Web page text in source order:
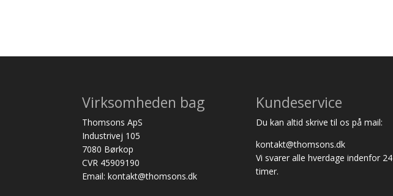
Virksomheden bag
Thomsons ApS
Industrivej 105
7080 Børkop
CVR 45909190
Email: kontakt@thomsons.dk
Kundeservice
Du kan altid skrive til os på mail:
kontakt@thomsons.dk
Vi svarer alle hverdage indenfor 24
timer.